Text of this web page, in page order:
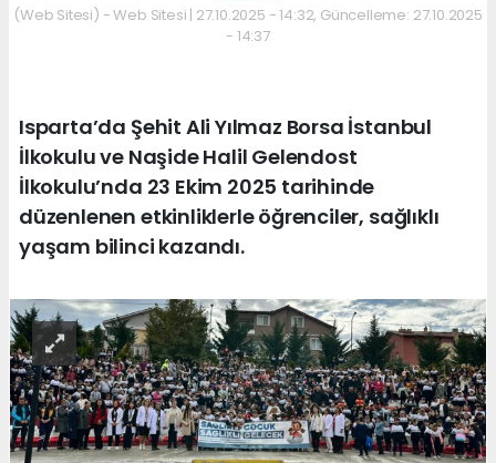
(Web Sitesi) - Web Sitesi | 27.10.2025 - 14:32, Güncelleme: 27.10.2025
- 14:37
Isparta’da Şehit Ali Yılmaz Borsa İstanbul
İlkokulu ve Naşide Halil Gelendost
İlkokulu’nda 23 Ekim 2025 tarihinde
düzenlenen etkinliklerle öğrenciler, sağlıklı
yaşam bilinci kazandı.